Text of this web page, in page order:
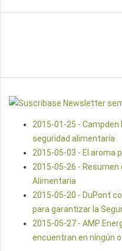
2015-01-25 - Campden
seguridad alimentaria
2015-05-03 - El aroma
2015-05-26 - Resumen
Alimentaria
2015-05-20 - DuPont
para garantizar la
2015-05-27 - AMP
encuentran en ningún